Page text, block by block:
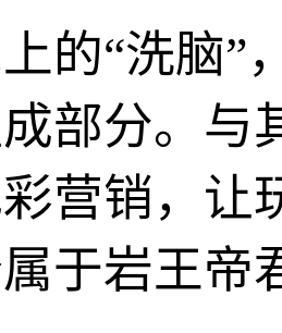
的“洗脑”
部分。与
营销，让
于岩王帝